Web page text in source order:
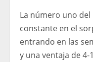
La número uno
constante en el
entrando en las
y una ventaja de